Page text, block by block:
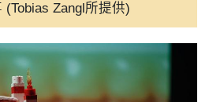
(Tobias Zangl所提供)